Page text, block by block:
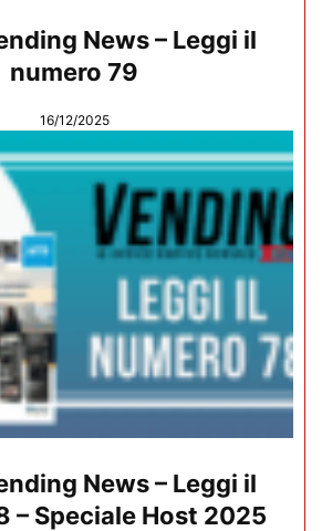
News – Leggi il
numero 79
16/12/2025
News – Leggi il
– Speciale Host 2025